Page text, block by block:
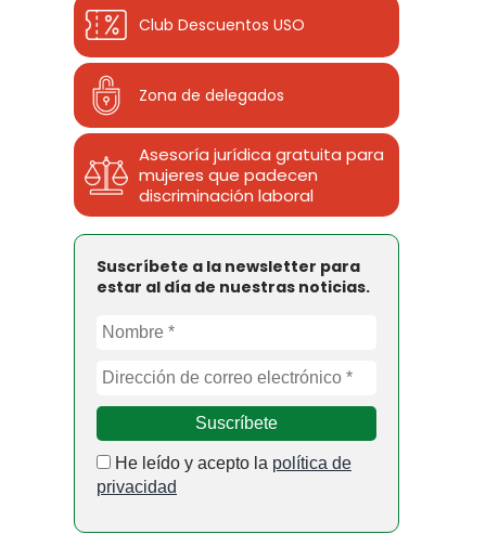
Club Descuentos USO
Zona de delegados
Asesoría jurídica gratuita para
mujeres que padecen
discriminación laboral
Suscríbete a la newsletter para
estar al día de nuestras noticias.
He leído y acepto la política de
privacidad